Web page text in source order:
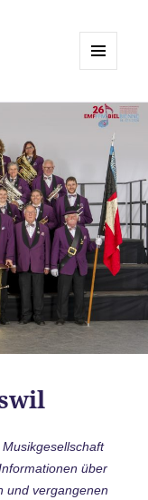
WIDGETS
über
und vergangenen